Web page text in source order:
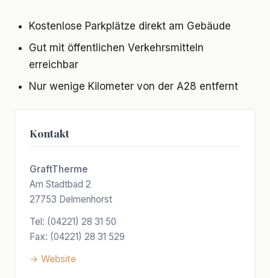
Kostenlose Parkplätze direkt am Gebäude
Gut mit öffentlichen Verkehrsmitteln
erreichbar
Nur wenige Kilometer von der A28 entfernt
Kontakt
GraftTherme
Am Stadtbad 2
27753 Delmenhorst
Tel: (04221) 28 31 50
Fax: (04221) 28 31 529
→ Website